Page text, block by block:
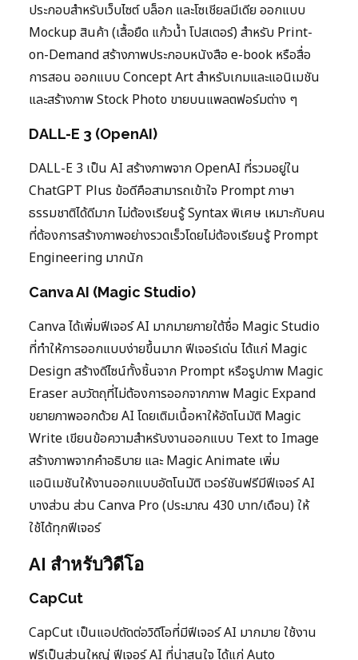
ประกอบสำหรับเว็บไซต์ บล็อก และโซเชียลมีเดีย ออกแบบ
Mockup สินค้า (เสื้อยืด แก้วน้ำ โปสเตอร์) สำหรับ Print-
on-Demand สร้างภาพประกอบหนังสือ e-book หรือสื่อ
การสอน ออกแบบ Concept Art สำหรับเกมและแอนิเมชัน
และสร้างภาพ Stock Photo ขายบนแพลตฟอร์มต่าง ๆ
DALL-E 3 (OpenAI)
DALL-E 3 เป็น AI สร้างภาพจาก OpenAI ที่รวมอยู่ใน
ChatGPT Plus ข้อดีคือสามารถเข้าใจ Prompt ภาษา
ธรรมชาติได้ดีมาก ไม่ต้องเรียนรู้ Syntax พิเศษ เหมาะกับคน
ที่ต้องการสร้างภาพอย่างรวดเร็วโดยไม่ต้องเรียนรู้ Prompt
Engineering มากนัก
Canva AI (Magic Studio)
Canva ได้เพิ่มฟีเจอร์ AI มากมายภายใต้ชื่อ Magic Studio
ที่ทำให้การออกแบบง่ายขึ้นมาก ฟีเจอร์เด่น ได้แก่ Magic
Design สร้างดีไซน์ทั้งชิ้นจาก Prompt หรือรูปภาพ Magic
Eraser ลบวัตถุที่ไม่ต้องการออกจากภาพ Magic Expand
ขยายภาพออกด้วย AI โดยเติมเนื้อหาให้อัตโนมัติ Magic
Write เขียนข้อความสำหรับงานออกแบบ Text to Image
สร้างภาพจากคำอธิบาย และ Magic Animate เพิ่ม
แอนิเมชันให้งานออกแบบอัตโนมัติ เวอร์ชันฟรีมีฟีเจอร์ AI
บางส่วน ส่วน Canva Pro (ประมาณ 430 บาท/เดือน) ให้
ใช้ได้ทุกฟีเจอร์
AI สำหรับวิดีโอ
CapCut
CapCut เป็นแอปตัดต่อวิดีโอที่มีฟีเจอร์ AI มากมาย ใช้งาน
ฟรีเป็นส่วนใหญ่ ฟีเจอร์ AI ที่น่าสนใจ ได้แก่ Auto